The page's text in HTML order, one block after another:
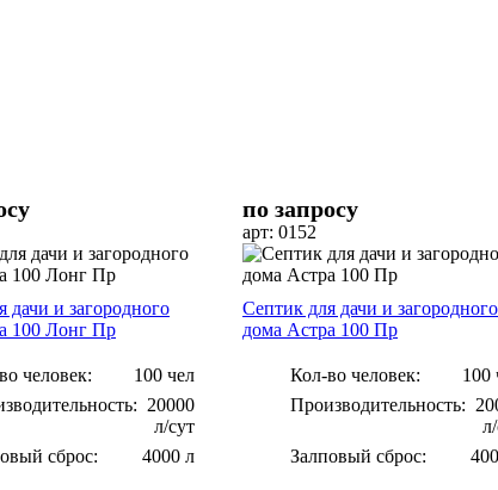
по запросу
арт: 0152
дачи и загородного
100 Лонг Пр
человек:
100 чел
20000
л/сут
сброс:
4000 л
Септик для дачи и загородного
дома Астра 100 Пр
Кол-во человек:
100
Производительность:
Залповый сброс: